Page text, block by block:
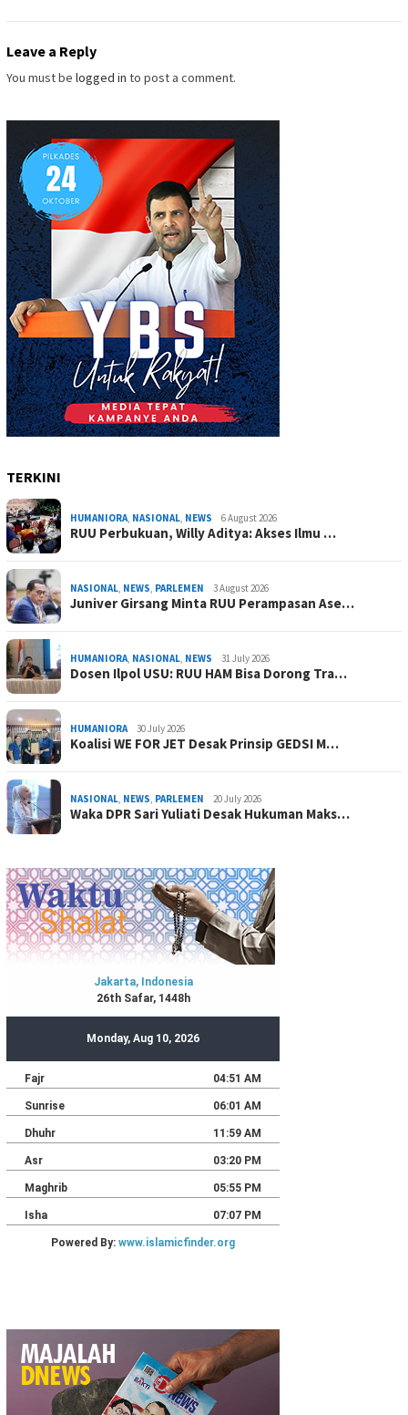
Leave a Reply
You must be logged in to post a comment.
TERKINI
HUMANIORA NASIONAL NEWS 6 August 2026
RUU Perbukuan, Willy Aditya: Akses Ilmu …
NASIONAL NEWS PARLEMEN 3 August 2026
Juniver Girsang Minta RUU Perampasan Ase…
HUMANIORA NASIONAL NEWS 31 July 2026
Dosen Ilpol USU: RUU HAM Bisa Dorong Tra…
HUMANIORA 30 July 2026
Koalisi WE FOR JET Desak Prinsip GEDSI M…
NASIONAL NEWS PARLEMEN 20 July 2026
Waka DPR Sari Yuliati Desak Hukuman Maks…